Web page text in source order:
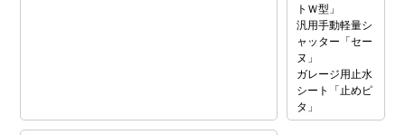
トＷ型」
汎用手動軽量シ
ャッター「セー
ヌ」
ガレージ用止水
シート「止めピ
タ」